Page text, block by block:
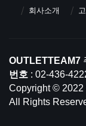
회사소개
OUTLETTEAM7
번호 : 02-436-
Copyright © 2022
All Rights